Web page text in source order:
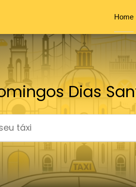
Home
Dias